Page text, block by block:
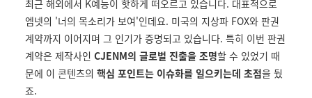
최근 해외에서 K예능이 핫하게 떠오르고 있습니다. 대표적으로
엠넷의 '너의 목소리가 보여'인데요. 미국의 지상파 FOX와 판권
계약까지 이어지며 그 인기가 증명되고 있습니다. 특히 이번 판권
계약은 제작사인 CJENM의 글로벌 진출을 조명할 수 있었기 때
문에 이 콘텐츠의 핵심 포인트는 이슈화를 일으키는데 초점을 뒀
죠.